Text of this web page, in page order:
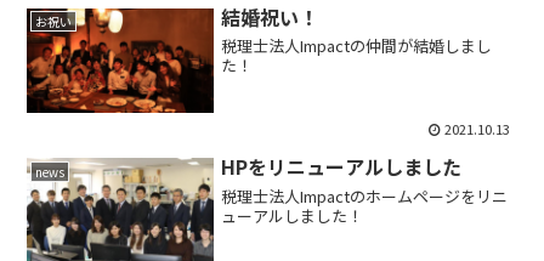
お祝い 結婚祝い！
税理士法人Impactの仲間が結婚しまし
た！
2021.10.13
news HPをリニューアルしました
税理士法人Impactのホームページをリニ
ューアルしました！